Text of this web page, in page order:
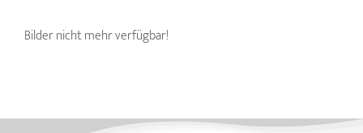
Bilder nicht mehr verfügbar!